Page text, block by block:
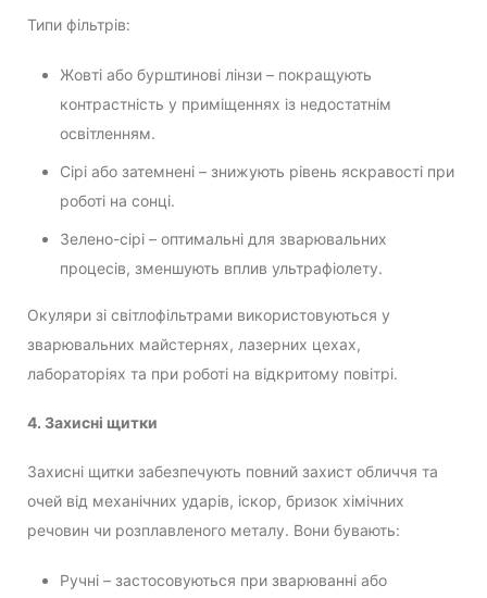
Типи фільтрів:
Жовті або бурштинові лінзи – покращують
контрастність у приміщеннях із недостатнім
освітленням.
Сірі або затемнені – знижують рівень яскравості при
роботі на сонці.
Зелено-сірі – оптимальні для зварювальних
процесів, зменшують вплив ультрафіолету.
Окуляри зі світлофільтрами використовуються у
зварювальних майстернях, лазерних цехах,
лабораторіях та при роботі на відкритому повітрі.
4. Захисні щитки
Захисні щитки забезпечують повний захист обличчя та
очей від механічних ударів, іскор, бризок хімічних
речовин чи розплавленого металу. Вони бувають:
Ручні – застосовуються при зварюванні або